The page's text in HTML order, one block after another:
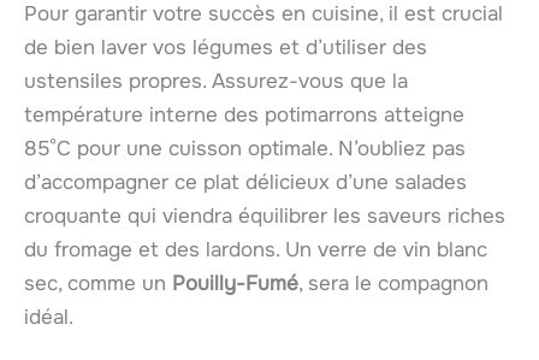
Pour garantir votre succès en cuisine, il est crucial
de bien laver vos légumes et d’utiliser des
ustensiles propres. Assurez-vous que la
température interne des potimarrons atteigne
85°C pour une cuisson optimale. N’oubliez pas
d’accompagner ce plat délicieux d’une salades
croquante qui viendra équilibrer les saveurs riches
du fromage et des lardons. Un verre de vin blanc
sec, comme un Pouilly-Fumé, sera le compagnon
idéal.